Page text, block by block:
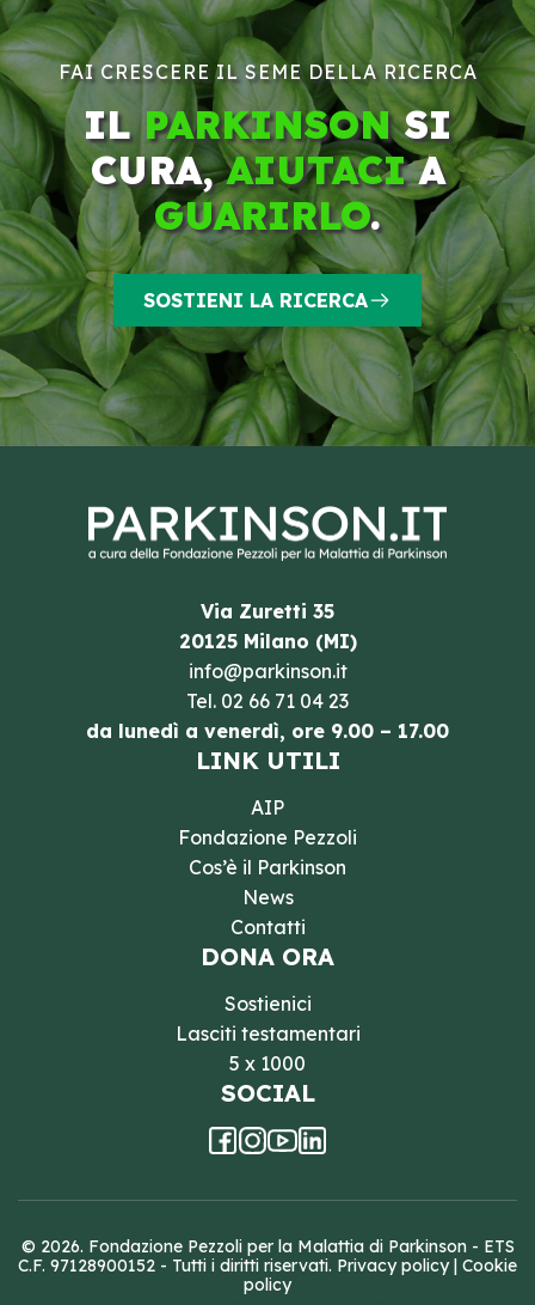
FAI CRESCERE IL SEME DELLA RICERCA
ILPARKINSONSI
CURA,AIUTACIA
GUARIRLO.
SOSTIENI LA RICERCA
Via Zuretti 35
20125 Milano (MI)
info@parkinson.it
Tel. 02 66 71 04 23
da lunedì a venerdì, ore 9.00 – 17.00
LINK UTILI
AIP
Fondazione Pezzoli
Cos’è il Parkinson
News
Contatti
DONA ORA
Sostienici
Lasciti testamentari
5 x 1000
SOCIAL
© 2026. Fondazione Pezzoli per la Malattia di Parkinson - ETS
C.F. 97128900152 - Tutti i diritti riservati. Privacy policy| Cookie
policy